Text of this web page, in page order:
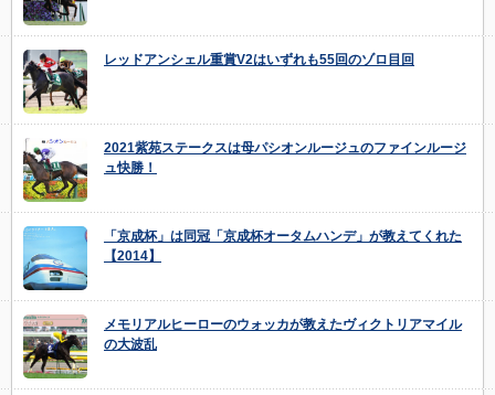
レッドアンシェル重賞V2はいずれも55回のゾロ目回
2021紫苑ステークスは母パシオンルージュのファインルージ
ュ快勝！
「京成杯」は同冠「京成杯オータムハンデ」が教えてくれた
【2014】
メモリアルヒーローのウォッカが教えたヴィクトリアマイル
の大波乱